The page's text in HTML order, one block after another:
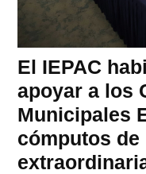
El IEPAC
apoyar a los
Municipales
cómputos